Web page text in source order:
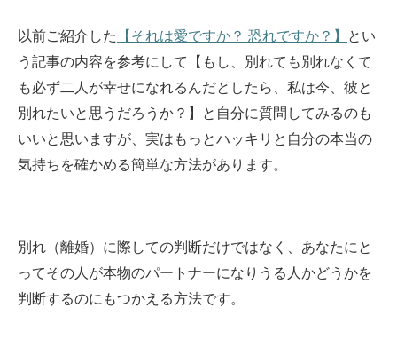
以前ご紹介した 【それは愛ですか？ 恐れですか？】
とい
う記事の内容を参考にして【もし、別れても別れなくて
も必ず二人が幸せになれるんだとしたら、私は今、彼と
別れたいと思うだろうか？】と自分に質問してみるのも
いいと思いますが、実はもっとハッキリと自分の本当の
気持ちを確かめる簡単な方法があります。
別れ（離婚）に際しての判断だけではなく、あなたにと
ってその人が本物のパートナーになりうる人かどうかを
判断するのにもつかえる方法です。